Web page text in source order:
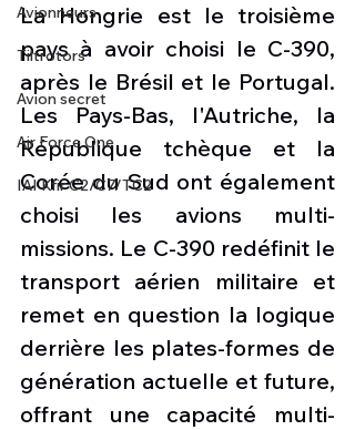
Avionneurs
Tiltrotors
Avion secret
Air Force One
IAI Kfir C2/C7/TC2
La Hongrie est le troisième
pays à avoir choisi le C-390,
après le Brésil et le Portugal.
Les Pays-Bas, l'Autriche, la
République tchèque et la
Corée du Sud ont également
choisi les avions multi-
missions. Le C-390 redéfinit le
transport aérien militaire et
remet en question la logique
derrière les plates-formes de
génération actuelle et future,
offrant une capacité multi-